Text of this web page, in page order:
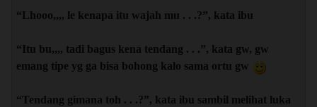
“Lhooo,,,, le kenapa itu wajah mu . . .?”, kata ibu
“Itu bu,,,, tadi bagus kena tendang . . .”, kata gw, gw
emang tipe yg ga bisa bohong kalo sama ortu gw
“Tendang gimana toh . . .?”, kata ibu sambil melihat luka